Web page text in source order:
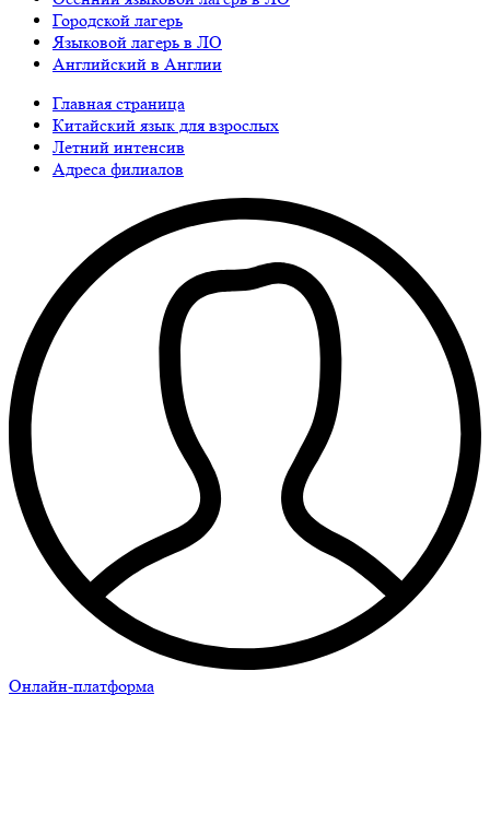
Городской лагерь
Языковой лагерь в ЛО
Английский в Англии
Главная страница
Китайский язык для взрослых
Летний интенсив
Адреса филиалов
Онлайн-платформа